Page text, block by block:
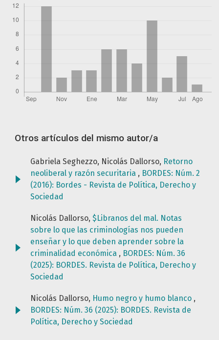
Otros artículos del mismo autor/a
Gabriela Seghezzo, Nicolás Dallorso, Retorno
neoliberal y razón securitaria , BORDES: Núm. 2
(2016): Bordes - Revista de Política, Derecho y
Sociedad
Nicolás Dallorso, $Libranos del mal. Notas
sobre lo que las criminologías nos pueden
enseñar y lo que deben aprender sobre la
criminalidad económica , BORDES: Núm. 36
(2025): BORDES. Revista de Política, Derecho y
Sociedad
Nicolás Dallorso, Humo negro y humo blanco ,
BORDES: Núm. 36 (2025): BORDES. Revista de
Política, Derecho y Sociedad